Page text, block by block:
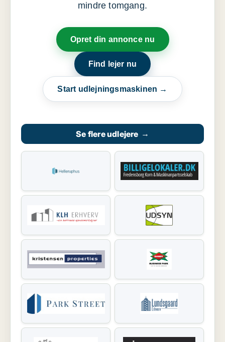
mindre tomgang.
Opret din annonce nu
Find lejer nu
Start udlejningsmaskinen →
Se flere udlejere →